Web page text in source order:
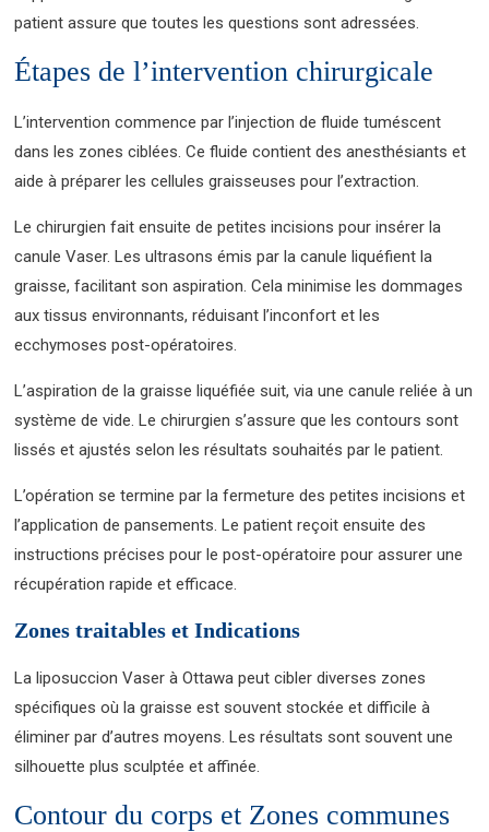
patient assure que toutes les questions sont adressées.
Étapes de l’intervention chirurgicale
L’intervention commence par l’injection de fluide tuméscent
dans les zones ciblées. Ce fluide contient des anesthésiants et
aide à préparer les cellules graisseuses pour l’extraction.
Le chirurgien fait ensuite de petites incisions pour insérer la
canule Vaser. Les ultrasons émis par la canule liquéfient la
graisse, facilitant son aspiration. Cela minimise les dommages
aux tissus environnants, réduisant l’inconfort et les
ecchymoses post-opératoires.
L’aspiration de la graisse liquéfiée suit, via une canule reliée à un
système de vide. Le chirurgien s’assure que les contours sont
lissés et ajustés selon les résultats souhaités par le patient.
L’opération se termine par la fermeture des petites incisions et
l’application de pansements. Le patient reçoit ensuite des
instructions précises pour le post-opératoire pour assurer une
récupération rapide et efficace.
Zones traitables et Indications
La liposuccion Vaser à Ottawa peut cibler diverses zones
spécifiques où la graisse est souvent stockée et difficile à
éliminer par d’autres moyens. Les résultats sont souvent une
silhouette plus sculptée et affinée.
Contour du corps et Zones communes